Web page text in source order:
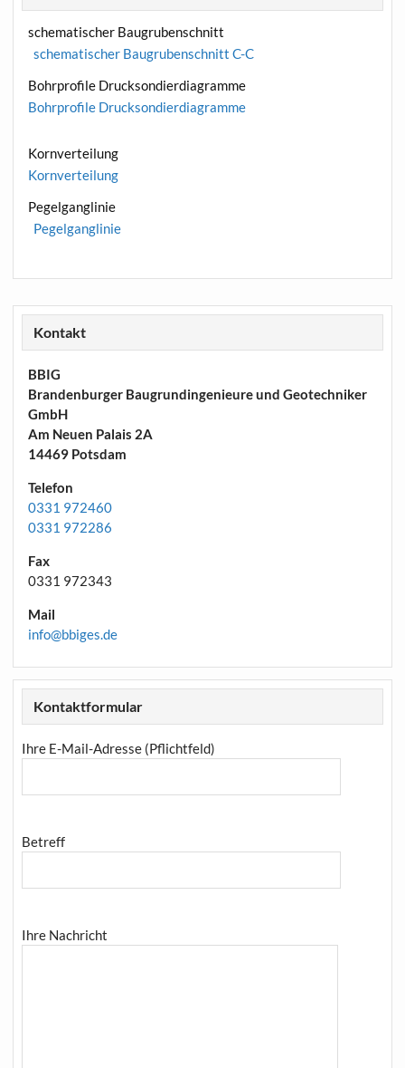
schematischer Baugrubenschnitt
schematischer Baugrubenschnitt C-C
Bohrprofile Drucksondierdiagramme
Bohrprofile Drucksondierdiagramme
Kornverteilung
Kornverteilung
Pegelganglinie
Pegelganglinie
Kontakt
BBIG
Brandenburger Baugrundingenieure und Geotechniker
GmbH
Am Neuen Palais 2A
14469 Potsdam
Telefon
0331 972460
0331 972286
Fax
0331 972343
Mail
info@bbiges.de
Kontaktformular
Ihre E-Mail-Adresse (Pflichtfeld)
Betreff
Ihre Nachricht